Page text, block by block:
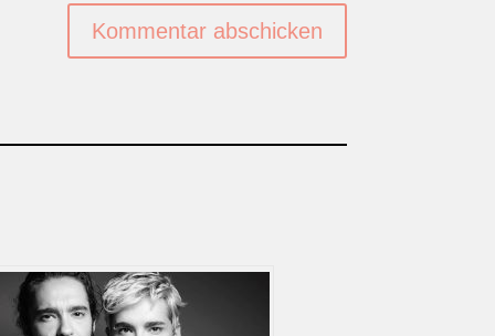
Kommentar abschicken